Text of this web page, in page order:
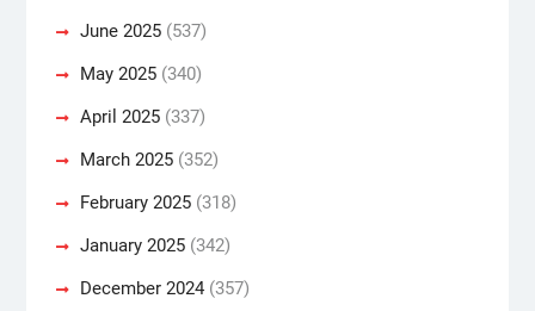
June 2025(537)
May 2025(340)
April 2025(337)
March 2025(352)
February 2025(318)
January 2025(342)
December 2024(357)